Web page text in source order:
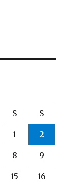
S S
1 2
8 9
15 16